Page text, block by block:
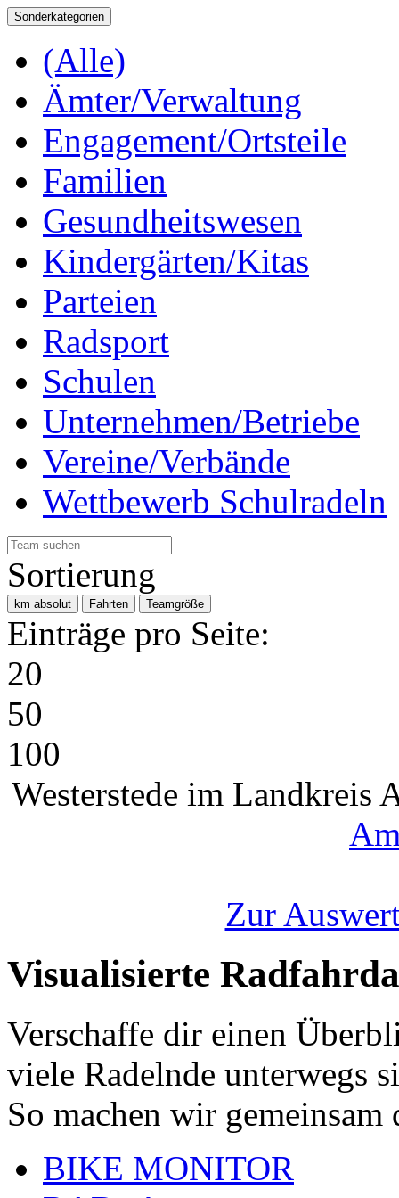
Sonderkategorien
(Alle)
Ämter/Verwaltung
Engagement/Ortsteile
Familien
Gesundheitswesen
Kindergärten/Kitas
Parteien
Radsport
Schulen
Unternehmen/Betriebe
Vereine/Verbände
Wettbewerb Schulradeln
Sortierung
km absolut Fahrten Teamgröße
Einträge pro Seite:
20
50
100
Westerstede im Landkreis
Zur
Visualisierte
Verschaffe dir einen
viele Radelnde unterwegs
So machen wir
BIKE MONITOR